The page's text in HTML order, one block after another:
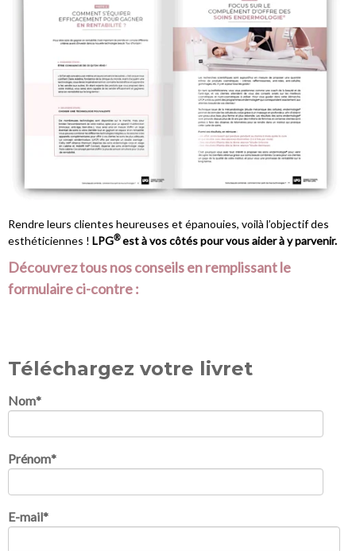
Rendre leurs clientes heureuses et épanouies, voilà l’objectif des
esthéticiennes ! LPG®est à vos côtés pour vous aider à y parvenir.
Découvrez tous nos conseils en remplissant le
formulaire ci-contre :
Téléchargez votre livret
Nom*
Prénom*
E-mail*